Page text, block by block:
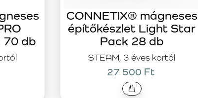
70 db
STEAM, 3 éves kortól
CONNETIX® mágneses
építőkészlet Light Star
Pack 28 db
27 500 Ft